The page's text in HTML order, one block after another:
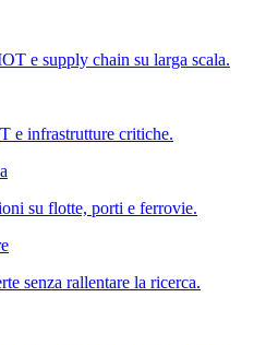
e supply chain su larga scala.
e infrastrutture critiche.
su flotte, porti e ferrovie.
senza rallentare la ricerca.